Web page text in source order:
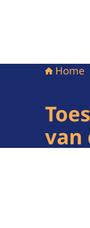
Home
van